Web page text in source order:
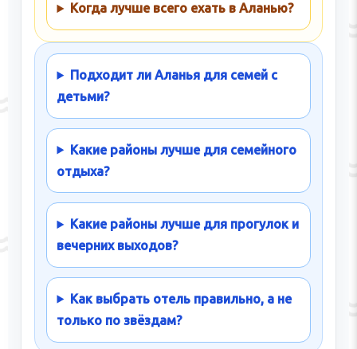
Когда лучше всего ехать в Аланью?
Подходит ли Аланья для семей с
детьми?
Какие районы лучше для семейного
отдыха?
Какие районы лучше для прогулок и
вечерних выходов?
Как выбрать отель правильно, а не
только по звёздам?